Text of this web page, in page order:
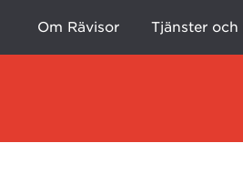
Om Rävisor Tjänster och